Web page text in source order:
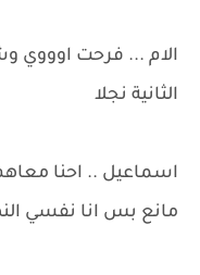
الام ... فرحت اوووي
الثانية نجلا
اسماعيل .. احنا
مانع بس انا نفسي